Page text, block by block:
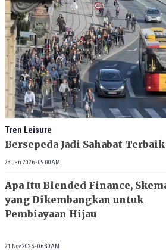
Tren Leisure
Bersepeda Jadi Sahabat
23 Jan 2026 - 09:00AM
Apa Itu Blended Finance,
yang Dikembangkan untuk
Pembiayaan Hijau
21 Nov 2025 - 06:30AM